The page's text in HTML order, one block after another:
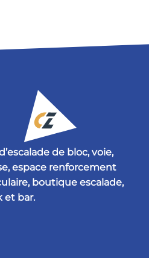
de bloc, voie,
espace renforcement
boutique escalade,
et bar.